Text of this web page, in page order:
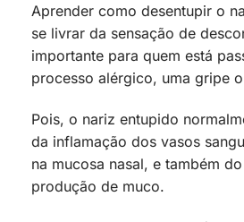
Aprender como desentupir o
se livrar da sensação de
importante para quem está
processo alérgico, uma gripe
Pois, o nariz entupido
da inflamação dos vasos
na mucosa nasal, e também
produção de muco.